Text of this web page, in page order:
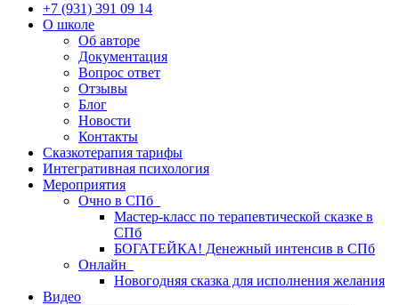
+7 (931) 391 09 14
О школе
Об авторе
Документация
Вопрос ответ
Отзывы
Блог
Новости
Контакты
Сказкотерапия тарифы
Интегративная психология
Мероприятия
Очно в СПб
Мастер-класс по терапевтической сказке в
СПб
БОГАТЕЙКА! Денежный интенсив в СПб
Онлайн
Новогодняя сказка для исполнения желания
Видео